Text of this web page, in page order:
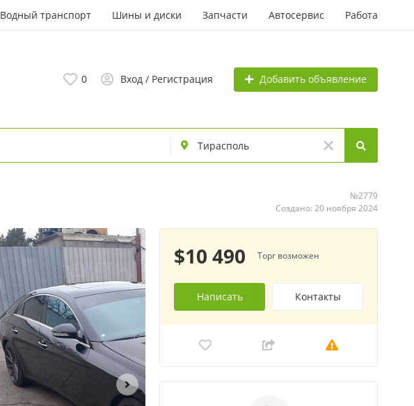
Водный транспорт Шины и диски Запчасти Автосервис Работа
0 Вход / Регистрация Добавить объявление
№2779
Создано: 20 ноября 2024
$10 490 Торг возможен
Написать Контакты